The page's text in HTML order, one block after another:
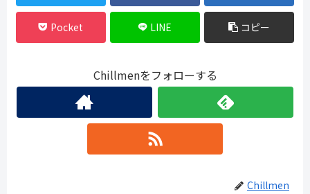
Pocket LINE コピー
Chillmenをフォローする
Chillmen